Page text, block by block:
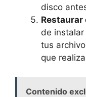
disco
Restaurar
de
tus
que
Contenido